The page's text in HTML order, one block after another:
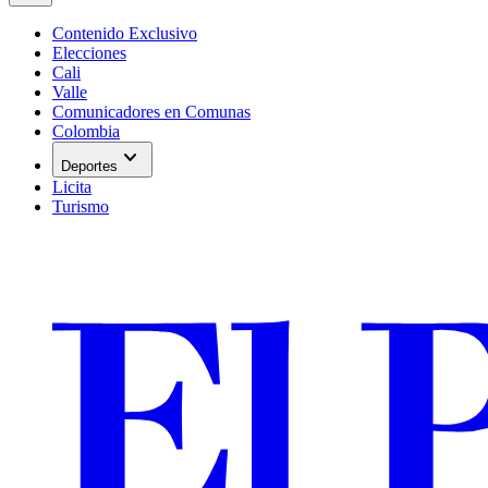
Contenido Exclusivo
Elecciones
Cali
Valle
Comunicadores en Comunas
Colombia
Deportes expand_more
Licita
Turismo